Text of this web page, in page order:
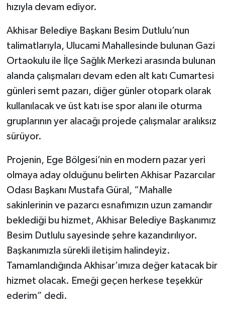
hızıyla devam ediyor.
Akhisar Belediye Başkanı Besim Dutlulu’nun
talimatlarıyla, Ulucami Mahallesinde bulunan Gazi
Ortaokulu ile İlçe Sağlık Merkezi arasında bulunan
alanda çalışmaları devam eden alt katı Cumartesi
günleri semt pazarı, diğer günler otopark olarak
kullanılacak ve üst katı ise spor alanı ile oturma
gruplarının yer alacağı projede çalışmalar aralıksız
sürüyor.
Projenin, Ege Bölgesi’nin en modern pazar yeri
olmaya aday olduğunu belirten Akhisar Pazarcılar
Odası Başkanı Mustafa Güral, “Mahalle
sakinlerinin ve pazarcı esnafımızın uzun zamandır
beklediği bu hizmet, Akhisar Belediye Başkanımız
Besim Dutlulu sayesinde şehre kazandırılıyor.
Başkanımızla sürekli iletişim halindeyiz.
Tamamlandığında Akhisar’ımıza değer katacak bir
hizmet olacak. Emeği geçen herkese teşekkür
ederim” dedi.
Yerel Haber
Akhisar Emlak
Ülke
Etiketler